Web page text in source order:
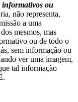
informativos ou
não representa,
a uma
mesmos, mas
ou de todo o
sem informação ou
ver uma imagem,
tal informação
.